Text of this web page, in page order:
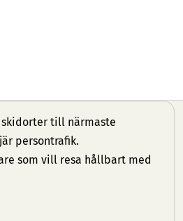
skidorter till närmaste
persontrafik.
som vill resa hållbart med